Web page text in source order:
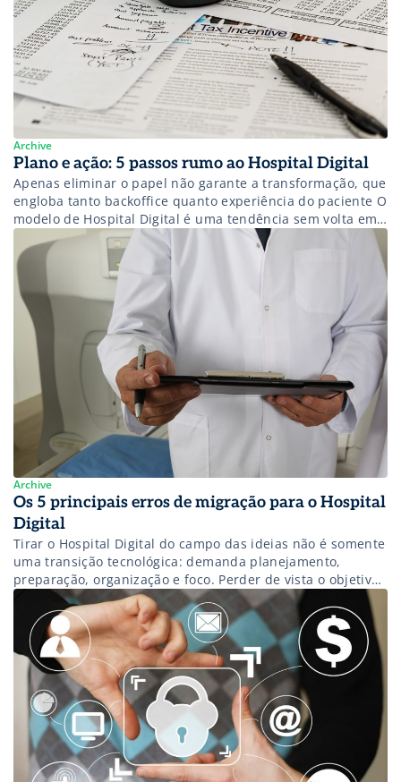
Archive
Plano e ação: 5 passos rumo ao Hospital Digital
Apenas eliminar o papel não garante a transformação, que
engloba tanto backoffice quanto experiência do paciente O
modelo de Hospital Digital é uma tendência sem volta em
Saúde. Apesar disso, o projeto de digitalização não diz
respeito somente a implantação de uma tecnologia anexa
às operações. Para Alexandre Erik Costa, gerente de contas
da MV, […]
Archive
Os 5 principais erros de migração para o Hospital
Digital
Tirar o Hospital Digital do campo das ideias não é somente
uma transição tecnológica: demanda planejamento,
preparação, organização e foco. Perder de vista o objetivo
da digitalização pode ocasionar em gastos adicionais ou,
até mesmo, em dificuldades de conclusão e
estabelecimento da proposta final. Alexandre Erik Costa,
gerente de contas da MV, aponta cinco erros […]